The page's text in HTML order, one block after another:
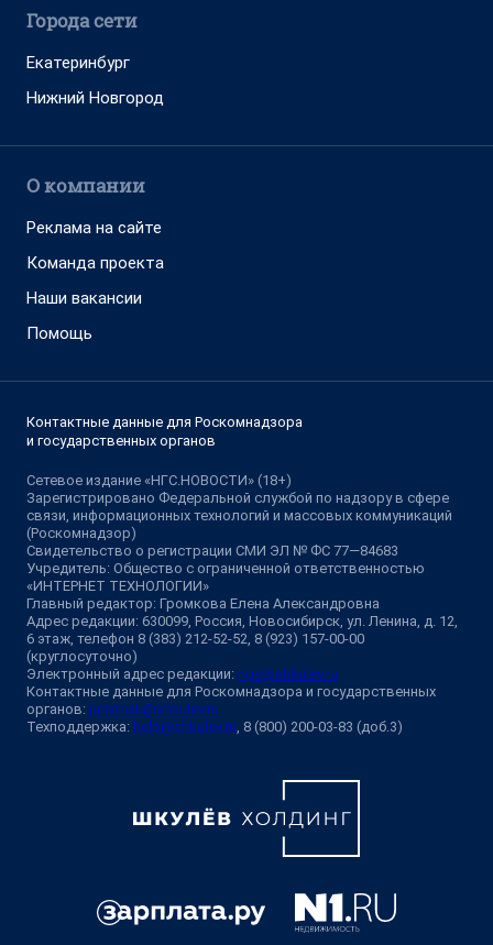
Города сети
Екатеринбург
Нижний Новгород
О компании
Реклама на сайте
Команда проекта
Наши вакансии
Помощь
Контактные данные для Роскомнадзора
и государственных органов
Сетевое издание «НГС.НОВОСТИ» (18+)
Зарегистрировано Федеральной службой по надзору в сфере
связи, информационных технологий и массовых коммуникаций
(Роскомнадзор)
Свидетельство о регистрации СМИ ЭЛ № ФС 77—84683
Учредитель: Общество с ограниченной ответственностью
«ИНТЕРНЕТ ТЕХНОЛОГИИ»
Главный редактор: Громкова Елена Александровна
Адрес редакции: 630099, Россия, Новосибирск, ул. Ленина, д. 12,
6 этаж, телефон 8 (383) 212-52-52, 8 (923) 157-00-00
(круглосуточно)
Электронный адрес редакции: ngs@shkulev.ru
Контактные данные для Роскомнадзора и государственных
органов: juristnsk@shkulev.ru
Техподдержка: help@shkulev.ru, 8 (800) 200-03-83 (доб.3)